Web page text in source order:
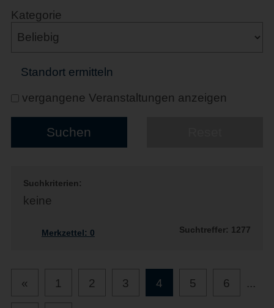
Kategorie
Standort ermitteln
vergangene Veranstaltungen anzeigen
Suchkriterien:
keine
Merkzettel: 0 Suchtreffer: 1277
« 1 2 3 4 5 6 ...